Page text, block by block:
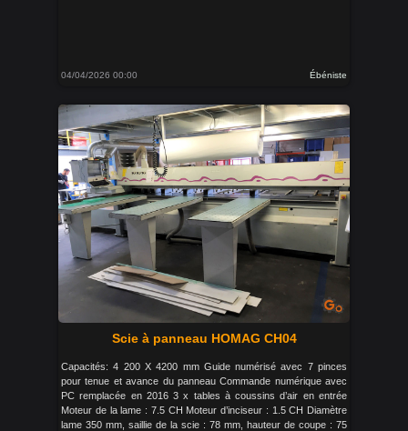
04/04/2026 00:00 Ébéniste
Scie à panneau HOMAG CH04
Capacités: 4 200 X 4200 mm Guide numérisé avec 7 pinces
pour tenue et avance du panneau Commande numérique avec
PC remplacée en 2016 3 x tables à coussins d’air en entrée
Moteur de la lame : 7.5 CH Moteur d’inciseur : 1.5 CH Diamètre
lame 350 mm, saillie de la scie : 78 mm, hauteur de coupe : 75